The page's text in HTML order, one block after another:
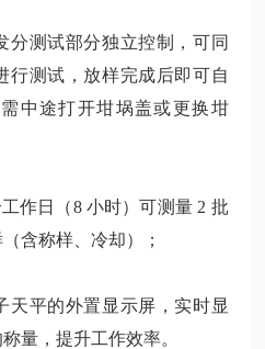
分测试部分独立控制，可同
行测试，放样完成后即可自
中途打开坩埚盖或更换坩
作日（8 小时）可测量 2 批
含称样、冷却）；
天平的外置显示屏，实时显
量，提升工作效率。